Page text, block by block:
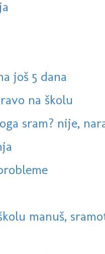
još 5 dana
na školu
sram? nije,
manuš,